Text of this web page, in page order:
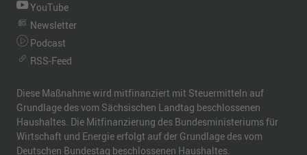
YouTube
Newsletter
Podcast
RSS-Feed
Diese Maßnahme wird mitfinanziert mit Steuermitteln auf
Grundlage des vom Sächsischen Landtag beschlossenen
Haushaltes. Die Mitfinanzierung des Bundesministeriums für
Wirtschaft und Energie erfolgt auf der Grundlage des vom
Deutschen Bundestag beschlossenen Haushaltes.